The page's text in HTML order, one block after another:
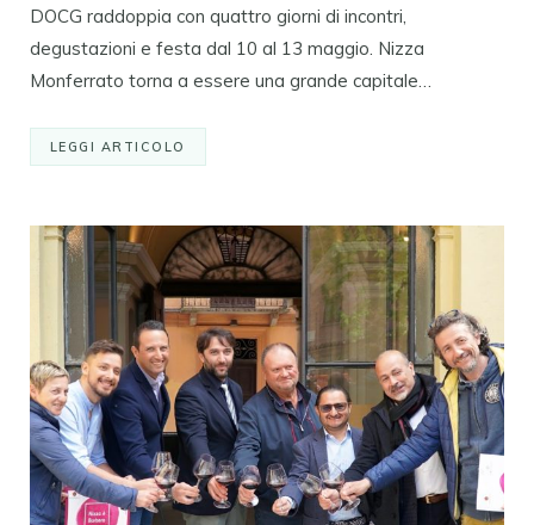
DOCG raddoppia con quattro giorni di incontri,
degustazioni e festa dal 10 al 13 maggio. Nizza
Monferrato torna a essere una grande capitale…
LEGGI ARTICOLO